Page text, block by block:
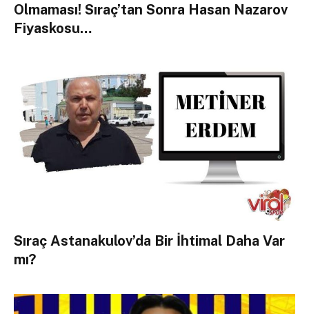
Olmaması! Sıraç’tan Sonra Hasan Nazarov
Fiyaskosu…
Sıraç Astanakulov’da Bir İhtimal Daha Var
mı?